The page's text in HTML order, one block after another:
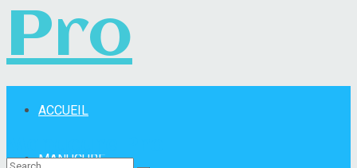
Pro
ACCUEIL
MANUCURE